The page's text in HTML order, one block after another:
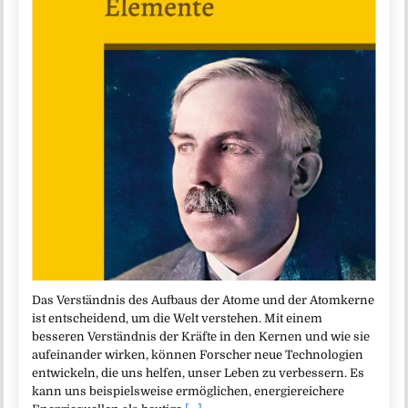
Das Verständnis des Aufbaus der Atome und der Atomkerne
ist entscheidend, um die Welt verstehen. Mit einem
besseren Verständnis der Kräfte in den Kernen und wie sie
aufeinander wirken, können Forscher neue Technologien
entwickeln, die uns helfen, unser Leben zu verbessern. Es
kann uns beispielsweise ermöglichen, energiereichere